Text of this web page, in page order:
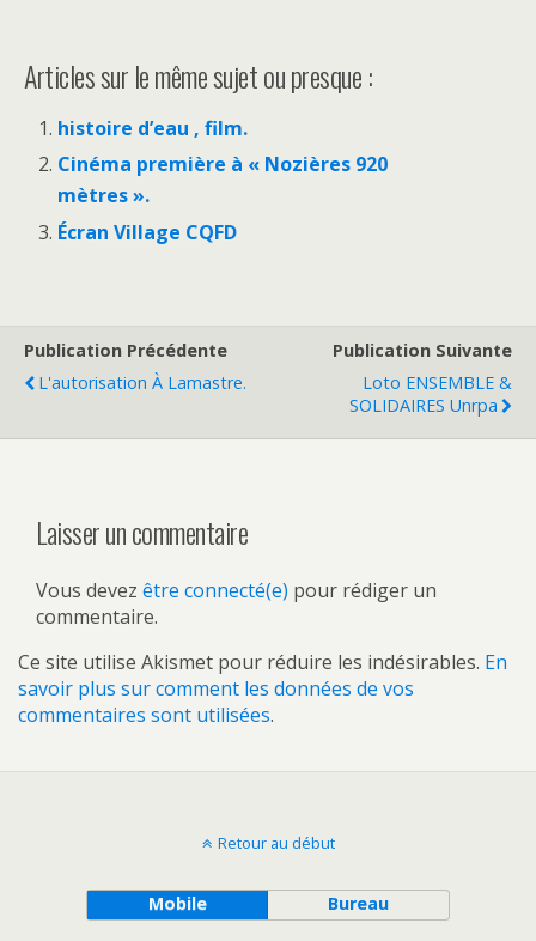
Articles sur le même sujet ou presque :
histoire d’eau , film.
Cinéma première à « Nozières 920
mètres ».
Écran Village CQFD
Publication Précédente
L'autorisation À Lamastre.
Publication Suivante
Loto ENSEMBLE &
SOLIDAIRES Unrpa
Laisser un commentaire
Vous devez être connecté(e) pour rédiger un
commentaire.
Ce site utilise Akismet pour réduire les indésirables. En
savoir plus sur comment les données de vos
commentaires sont utilisées.
Retour au début
Mobile Bureau